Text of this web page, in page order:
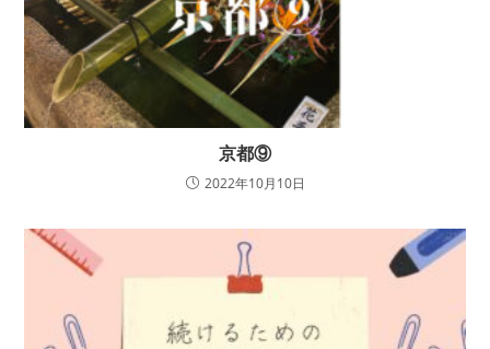
京都⑨
2022年10月10日